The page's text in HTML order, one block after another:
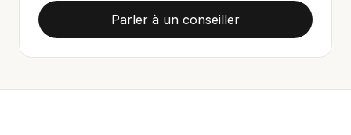
Parler à un conseiller